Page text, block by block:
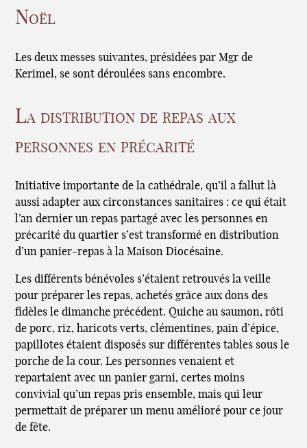
Noël
Les deux messes suivantes, présidées par Mgr de
Kerimel, se sont déroulées sans encombre.
La distribution de repas aux
personnes en précarité
Initiative importante de la cathédrale, qu’il a fallut là
aussi adapter aux circonstances sanitaires : ce qui était
l’an dernier un repas partagé avec les personnes en
précarité du quartier s’est transformé en distribution
d’un panier-repas à la Maison Diocésaine.
Les différents bénévoles s’étaient retrouvés la veille
pour préparer les repas, achetés grâce aux dons des
fidèles le dimanche précédent. Quiche au saumon, rôti
de porc, riz, haricots verts, clémentines, pain d’épice,
papillotes étaient disposés sur différentes tables sous le
porche de la cour. Les personnes venaient et
repartaient avec un panier garni, certes moins
convivial qu’un repas pris ensemble, mais qui leur
permettait de préparer un menu amélioré pour ce jour
de fête.